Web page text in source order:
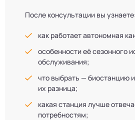
После консультации вы узнаете:
как работает автономная
особенности её сезонного
обслуживания;
что выбрать — биостанцию
их разница;
какая станция лучше
потребностям;